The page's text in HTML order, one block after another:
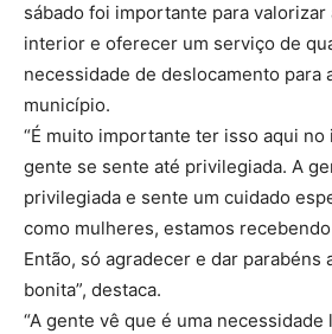
sábado foi importante para valorizar
interior e oferecer um serviço de
necessidade de deslocamento para
município.
“É muito importante ter isso aqui
gente se sente até privilegiada. A
privilegiada e sente um cuidado
como mulheres, estamos
Então, só agradecer e dar parabéns
bonita”, destaca.
“A gente vê que é uma necessidade